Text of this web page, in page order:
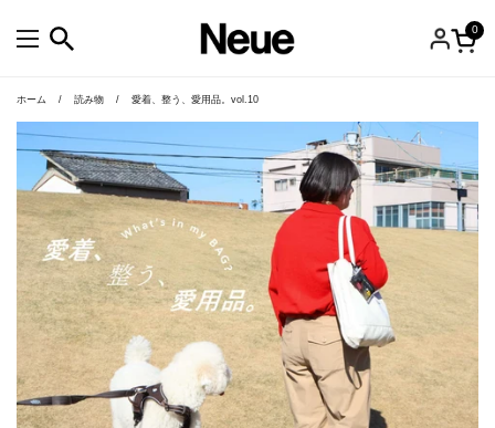
メニューを開く
カー
0
ホーム / 読み物 / 愛着、整う、愛用品。vol.10